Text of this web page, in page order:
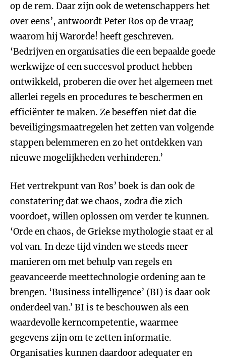
op de rem. Daar zijn ook de wetenschappers het
over eens’, antwoordt Peter Ros op de vraag
waarom hij Warorde! heeft geschreven.
‘Bedrijven en organisaties die een bepaalde goede
werkwijze of een succesvol product hebben
ontwikkeld, proberen die over het algemeen met
allerlei regels en procedures te beschermen en
efficiënter te maken. Ze beseffen niet dat die
beveiligingsmaatregelen het zetten van volgende
stappen belemmeren en zo het ontdekken van
nieuwe mogelijkheden verhinderen.’
Het vertrekpunt van Ros’ boek is dan ook de
constatering dat we chaos, zodra die zich
voordoet, willen oplossen om verder te kunnen.
‘Orde en chaos, de Griekse mythologie staat er al
vol van. In deze tijd vinden we steeds meer
manieren om met behulp van regels en
geavanceerde meettechnologie ordening aan te
brengen. ‘Business intelligence’ (BI) is daar ook
onderdeel van.’ BI is te beschouwen als een
waardevolle kerncompetentie, waarmee
gegevens zijn om te zetten informatie.
Organisaties kunnen daardoor adequater en